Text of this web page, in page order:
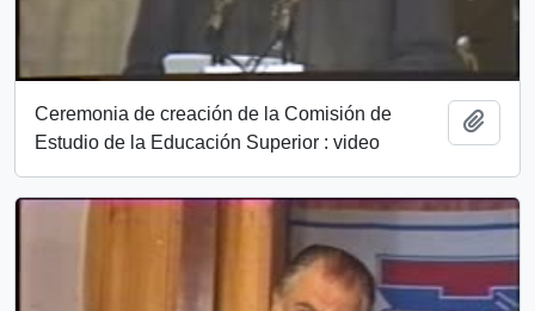
Ceremonia de creación de la Comisión de
Estudio de la Educación Superior : video